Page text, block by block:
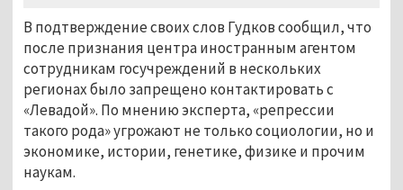
В подтверждение своих слов Гудков сообщил, что
после признания центра иностранным агентом
сотрудникам госучреждений в нескольких
регионах было запрещено контактировать с
«Левадой». По мнению эксперта, «репрессии
такого рода» угрожают не только социологии, но и
экономике, истории, генетике, физике и прочим
наукам.